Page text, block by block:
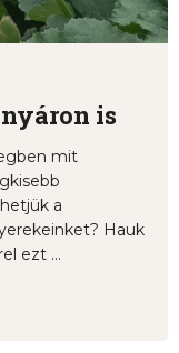
is
mit
a
Hauk
ezt ...